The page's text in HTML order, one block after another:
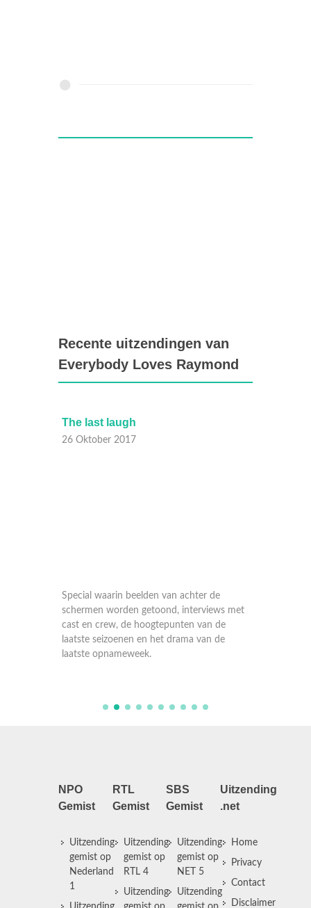
Recente uitzendingen van
Everybody Loves Raymond
The last laugh
26 Oktober 2017
schermen worden getoond, interviews met
cast en crew, de hoogtepunten van de
laatste seizoenen en het drama van de
laatste opnameweek.
NPO
Gemist
Uitzending
gemist op
Nederland
1
RTL
Gemist
Uitzending
gemist op
RTL 4
Uitzending
SBS
Gemist
Uitzending
gemist op
NET 5
Uitzending
Uitzending
.net
Home
Privacy
Contact
Disclaimer